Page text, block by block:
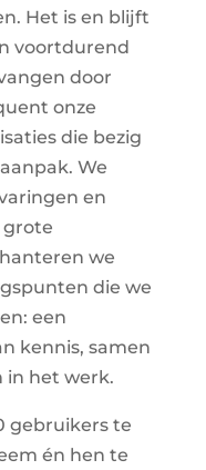
Het is en blijft
voortdurend
door
onze
die bezig
We
en
grote
we
die we
een
kennis, samen
in het werk.
gebruikers te
én hen te